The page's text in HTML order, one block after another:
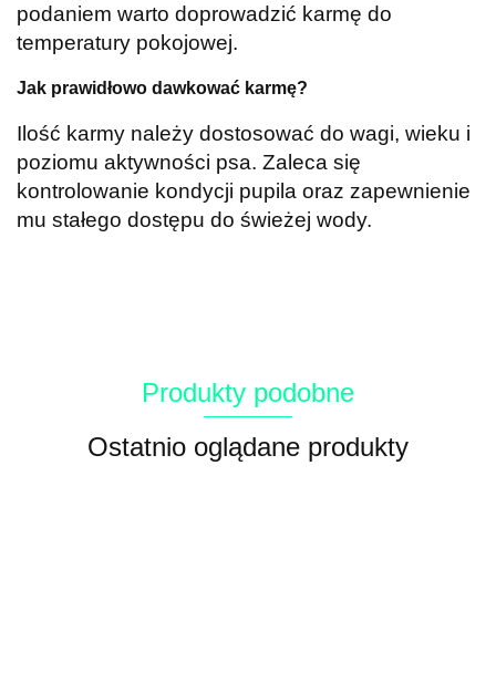
podaniem warto doprowadzić karmę do
temperatury pokojowej.
Jak prawidłowo dawkować karmę?
Ilość karmy należy dostosować do wagi, wieku i
poziomu aktywności psa. Zaleca się
kontrolowanie kondycji pupila oraz zapewnienie
mu stałego dostępu do świeżej wody.
Produkty podobne
Ostatnio oglądane produkty